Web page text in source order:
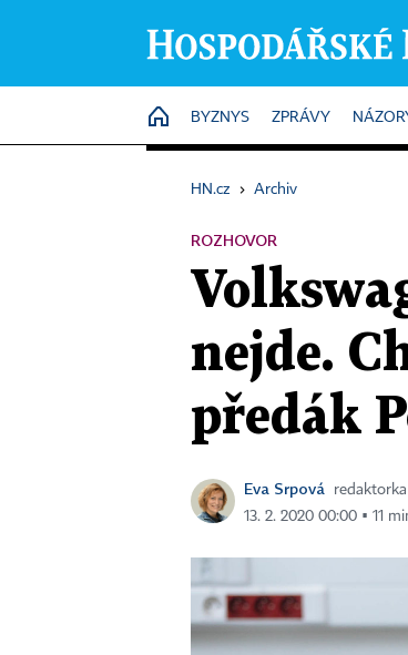
HOME
BYZNYS ZPRÁVY
HN.cz › Archiv
ROZHOVOR
nejde.
předák
Eva Srpová
redaktorka
13. 2. 2020 00:00 ▪ 11